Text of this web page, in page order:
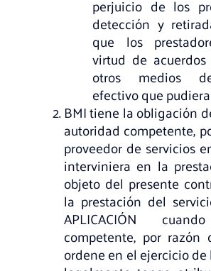
perjuicio de los
detección y
que los
virtud de
otros medios
efectivo que
BMI tiene la obligación
autoridad competente,
proveedor de servicios
interviniera en la
objeto del presente
la prestación del
APLICACIÓN
competente, por
ordene en el ejercicio